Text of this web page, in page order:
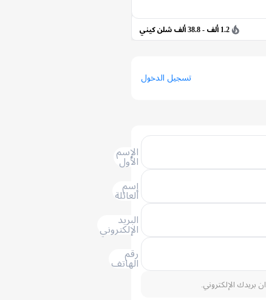
1.2 ألف - 38.8 ألف شلن كيني
تسجيل الدخول
الإسم
الأول
إسم
العائلة
البريد
الإلكتروني
رقم
الهاتف
بريدك الإلكتروني.